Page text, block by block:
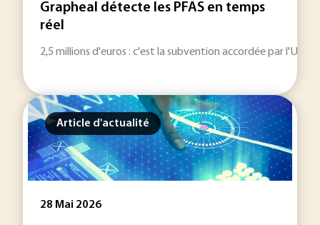
Grapheal détecte les PFAS en temps
réel
2,5 millions d'euros : c'est la subvention accordée par
Article d'actualité
28 Mai 2026